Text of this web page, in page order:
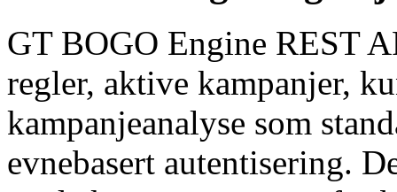
GT BOGO Engine REST
regler, aktive kampanjer,
kampanjeanalyse som
evnebasert autentisering.